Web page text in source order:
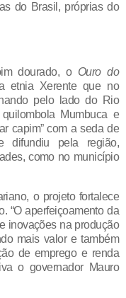
do Brasil, próprias do
dourado, o Ouro do
etnia Xerente que no
pelo lado do Rio
Mumbuca e
capim” com a seda de
difundiu pela região,
como no município
o projeto fortalece
“O aperfeiçoamento da
inovações na produção
mais valor e também
de emprego e renda
o governador Mauro